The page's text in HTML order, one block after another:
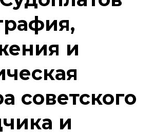
и
советского
и